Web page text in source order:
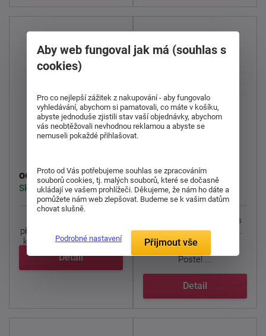
zdarma
Čalouněná postel
Torino
od 11 240 Kč
Skladem > 5 ks
představuje ideální spojení
komfortu, funkčnosti a ...
Detail
od11 870 Kč
Skladem > 5 ks
Studentská postel Oto s
úložným prostorem a
nočním stolkem.
Postel ...
Detail
Aby web fungoval jak má (souhlas s
cookies)
Pro co nejlepší zážitek z nakupování - aby fungovalo
vyhledávání, abychom si pamatovali, co máte v košíku,
abyste jednoduše zjistili stav vaší objednávky, abychom
vás neobtěžovali nevhodnou reklamou a abyste se
nemuseli pokaždé přihlašovat.
Proto od Vás potřebujeme souhlas se zpracováním
souborů cookies, tj. malých souborů, které se dočasně
ukládají ve vašem prohlížeči. Děkujeme, že nám ho dáte a
pomůžete nám web zlepšovat. Budeme se k vašim datům
chovat slušně.
Podrobné nastavení Přijmout vše